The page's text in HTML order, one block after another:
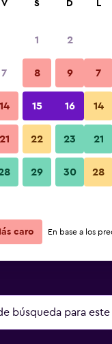
Ver precios
Ver precios
búsqueda para este
V S D
1 2
7 8 9
14 15 16
21 22 23
29 30
L
7
14
21
28
caro En base a los